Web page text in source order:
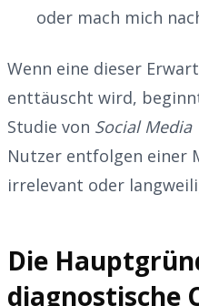
oder mach mich
Wenn eine dieser
enttäuscht wird,
Studie von Social Media
Nutzer entfolgen einer
irrelevant oder
Die
diagnostische